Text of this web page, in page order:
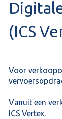
(ICS
Voor
Vanuit een
ICS Vertex.